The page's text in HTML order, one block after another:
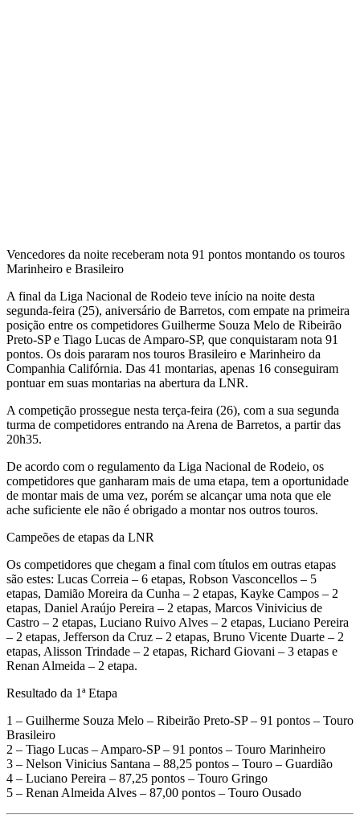
Vencedores da noite receberam nota 91 pontos montando os touros
Marinheiro e Brasileiro
A final da Liga Nacional de Rodeio teve início na noite desta
segunda-feira (25), aniversário de Barretos, com empate na primeira
posição entre os competidores Guilherme Souza Melo de Ribeirão
Preto-SP e Tiago Lucas de Amparo-SP, que conquistaram nota 91
pontos. Os dois pararam nos touros Brasileiro e Marinheiro da
Companhia Califórnia. Das 41 montarias, apenas 16 conseguiram
pontuar em suas montarias na abertura da LNR.
A competição prossegue nesta terça-feira (26), com a sua segunda
turma de competidores entrando na Arena de Barretos, a partir das
20h35.
De acordo com o regulamento da Liga Nacional de Rodeio, os
competidores que ganharam mais de uma etapa, tem a oportunidade
de montar mais de uma vez, porém se alcançar uma nota que ele
ache suficiente ele não é obrigado a montar nos outros touros.
Campeões de etapas da LNR
Os competidores que chegam a final com títulos em outras etapas
são estes: Lucas Correia – 6 etapas, Robson Vasconcellos – 5
etapas, Damião Moreira da Cunha – 2 etapas, Kayke Campos – 2
etapas, Daniel Araújo Pereira – 2 etapas, Marcos Vinivicius de
Castro – 2 etapas, Luciano Ruivo Alves – 2 etapas, Luciano Pereira
– 2 etapas, Jefferson da Cruz – 2 etapas, Bruno Vicente Duarte – 2
etapas, Alisson Trindade – 2 etapas, Richard Giovani – 3 etapas e
Renan Almeida – 2 etapa.
Resultado da 1ª Etapa
1 – Guilherme Souza Melo – Ribeirão Preto-SP – 91 pontos – Touro
Brasileiro
2 – Tiago Lucas – Amparo-SP – 91 pontos – Touro Marinheiro
3 – Nelson Vinicius Santana – 88,25 pontos – Touro – Guardião
4 – Luciano Pereira – 87,25 pontos – Touro Gringo
5 – Renan Almeida Alves – 87,00 pontos – Touro Ousado